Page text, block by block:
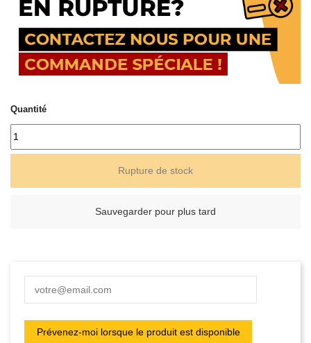
Quantité
Rupture de stock
Sauvegarder pour plus tard